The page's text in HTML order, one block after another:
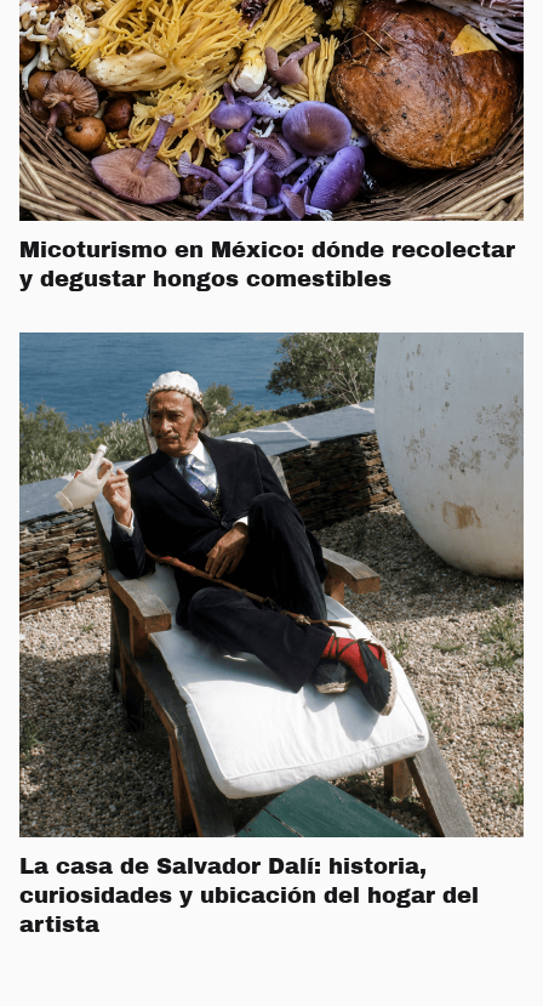
Micoturismo en México: dónde recolectar
y degustar hongos comestibles
La casa de Salvador Dalí: historia,
curiosidades y ubicación del hogar del
artista